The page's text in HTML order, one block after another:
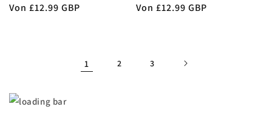
Normaler
Von £12.99 GBP
Normaler
Von £12.99 GBP
1 2 3